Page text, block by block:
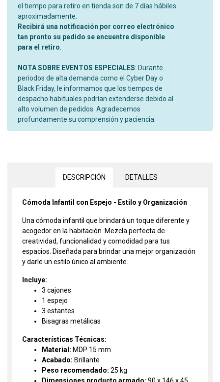
el tiempo para retiro en tienda son de 7 días hábiles
aproximadamente.
Recibirá una notificación por correo electrónico
tan pronto su pedido se encuentre disponible
para el retiro
NOTA SOBRE EVENTOS ESPECIALES: Durante
periodos de alta demanda como el Cyber Day o
Black Friday, le informamos que los tiempos de
despacho habituales podrían extenderse debido al
alto volumen de pedidos. Agradecemos
profundamente su comprensión y paciencia.
DESCRIPCIÓN DETALLES
Cómoda Infantil con Espejo - Estilo y Organización
Una cómoda infantil que brindará un toque diferente y
acogedor en la habitación. Mezcla perfecta de
creatividad, funcionalidad y comodidad para tus
espacios. Diseñada para brindar una mejor organización
y darle un estilo único al ambiente.
Incluye:
3 cajones
1 espejo
3 estantes
Bisagras metálicas
Características Técnicas:
Material: MDP 15 mm
Acabado: Brillante
Peso recomendado: 25 kg
Dimensiones producto armado: 90 x 146 x 45